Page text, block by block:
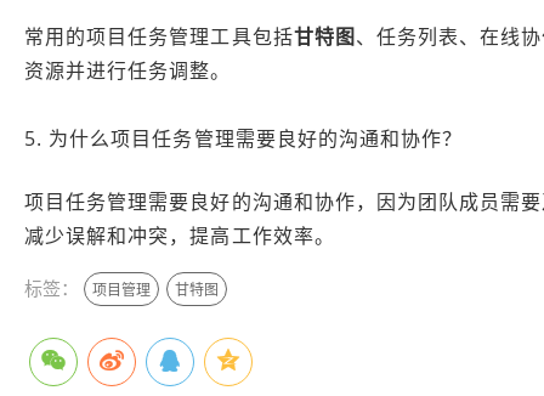
常用的项目任务管理工具包括甘特图、任务列表、在线
资源并进行任务调整。
5. 为什么项目任务管理需要良好的沟通和协作？
项目任务管理需要良好的沟通和协作，因为团队成员需
减少误解和冲突，提高工作效率。
标签： 项目管理 甘特图